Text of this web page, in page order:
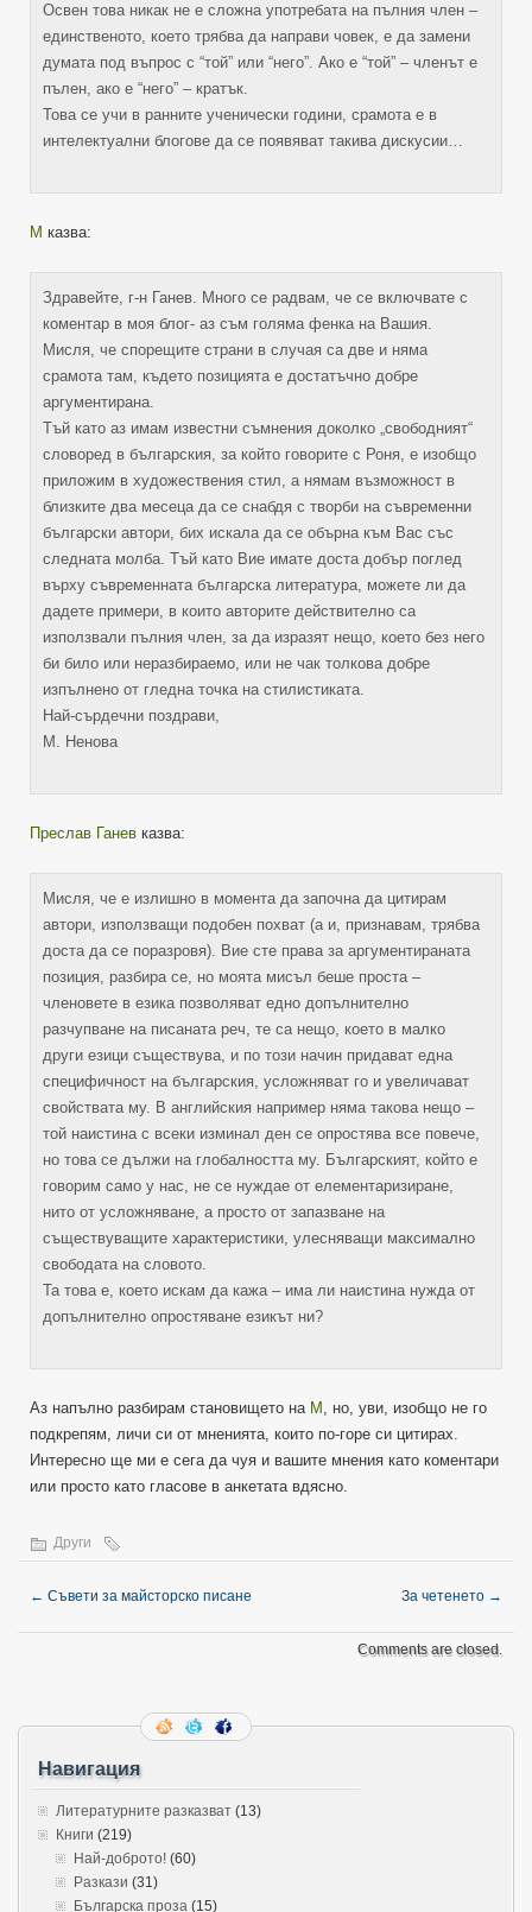
Освен това никак не е сложна употребата на пълния член –
единственото, което трябва да направи човек, е да замени
думата под въпрос с “той” или “него”. Ако е “той” – членът е
пълен, ако е “него” – кратък.
Това се учи в ранните ученически години, срамота е в
интелектуални блогове да се появяват такива дискусии…
М казва:
Здравейте, г-н Ганев. Много се радвам, че се включвате с
коментар в моя блог- аз съм голяма фенка на Вашия.
Мисля, че спорещите страни в случая са две и няма
срамота там, където позицията е достатъчно добре
аргументирана.
Тъй като аз имам известни съмнения доколко „свободният“
словоред в българския, за който говорите с Роня, е изобщо
приложим в художествения стил, а нямам възможност в
близките два месеца да се снабдя с творби на съвременни
български автори, бих искала да се обърна към Вас със
следната молба. Тъй като Вие имате доста добър поглед
върху съвременната българска литература, можете ли да
дадете примери, в които авторите действително са
използвали пълния член, за да изразят нещо, което без него
би било или неразбираемо, или не чак толкова добре
изпълнено от гледна точка на стилистиката.
Най-сърдечни поздрави,
М. Ненова
Преслав Ганев казва:
Мисля, че е излишно в момента да започна да цитирам
автори, използващи подобен похват (а и, признавам, трябва
доста да се поразровя). Вие сте права за аргументираната
позиция, разбира се, но моята мисъл беше проста –
членовете в езика позволяват едно допълнително
разчупване на писаната реч, те са нещо, което в малко
други езици съществува, и по този начин придават една
специфичност на българския, усложняват го и увеличават
свойствата му. В английския например няма такова нещо –
той наистина с всеки изминал ден се опростява все повече,
но това се дължи на глобалността му. Българският, който е
говорим само у нас, не се нуждае от елементаризиране,
нито от усложняване, а просто от запазване на
съществуващите характеристики, улесняващи максимално
свободата на словото.
Та това е, което искам да кажа – има ли наистина нужда от
допълнително опростяване езикът ни?
Аз напълно разбирам становището на М , но, уви, изобщо не го
подкрепям, личи си от мненията, които по-горе си цитирах.
Интересно ще ми е сега да чуя и вашите мнения като коментари
или просто като гласове в анкетата вдясно.
Други
← Съвети за майсторско писане За четенето →
Comments are closed.
Навигация
Литературните разказват (13)
Книги (219)
Най-доброто! (60)
Разкази (31)
Българска проза (15)